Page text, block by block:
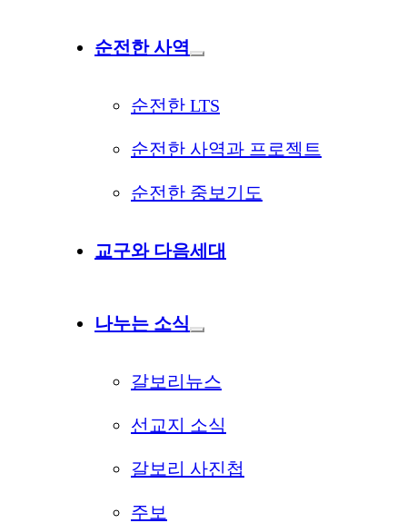
순전한 사역
순전한 LTS
순전한 사역과 프로젝트
순전한 중보기도
교구와 다음세대
나누는 소식
갈보리뉴스
선교지 소식
갈보리 사진첩
주보